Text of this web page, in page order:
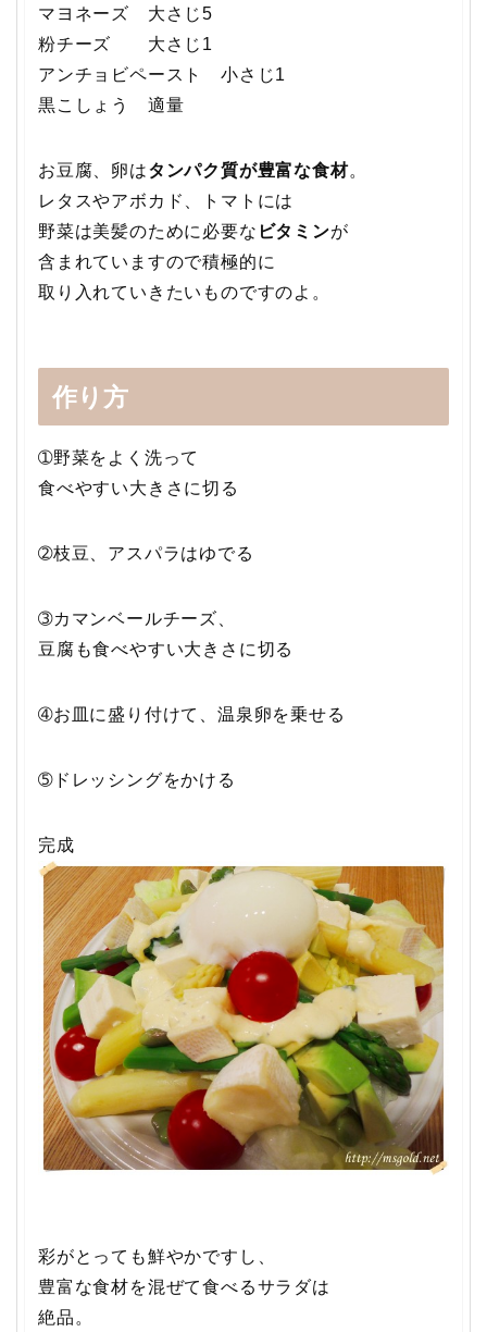
マヨネーズ 大さじ5
粉チーズ 大さじ1
アンチョビペースト 小さじ1
黒こしょう 適量
お豆腐、卵はタンパク質が豊富な食材。
レタスやアボカド、トマトには
野菜は美髪のために必要な ビタミンが
含まれていますので積極的に
取り入れていきたいものですのよ。
作り方
➀野菜をよく洗って
食べやすい大きさに切る
➁枝豆、アスパラはゆでる
➂カマンベールチーズ、
豆腐も食べやすい大きさに切る
➃お皿に盛り付けて、温泉卵を乗せる
➄ドレッシングをかける
完成
彩がとっても鮮やかですし、
豊富な食材を混ぜて食べるサラダは
絶品。